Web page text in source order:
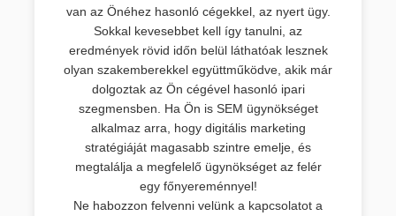
van az Önéhez hasonló cégekkel, az nyert ügy.
Sokkal kevesebbet kell így tanulni, az
eredmények rövid időn belül láthatóak lesznek
olyan szakemberekkel együttműködve, akik már
dolgoztak az Ön cégével hasonló ipari
szegmensben. Ha Ön is SEM ügynökséget
alkalmaz arra, hogy digitális marketing
stratégiáját magasabb szintre emelje, és
megtalálja a megfelelő ügynökséget az felér
egy főnyereménnyel!
Ne habozzon felvenni velünk a kapcsolatot a